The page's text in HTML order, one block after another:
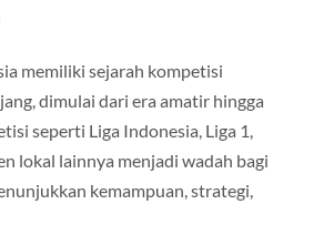
memiliki sejarah kompetisi
dimulai dari era amatir hingga
seperti Liga Indonesia, Liga 1,
lokal lainnya menjadi wadah bagi
kemampuan, strategi,